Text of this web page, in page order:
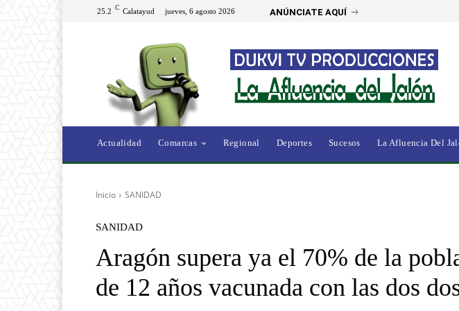
25.2 C Calatayud jueves, 6 agosto 2026 ANÚNCIATE AQUÍ
Actualidad Comarcas Regional Deportes Sucesos La Afluencia Del
Inicio SANIDAD
SANIDAD
Aragón supera ya el 70% de la
de 12 años vacunada con las dos